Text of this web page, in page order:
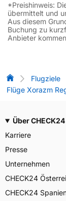
*Preishinweis:
übermittelt und
Aus diesem
Buchung zu
Anbieter
Flug-Vergleich
Flugziele
Flüge Xorazm
Über CHECK24
Karriere
Presse
Unternehmen
CHECK24
CHECK24